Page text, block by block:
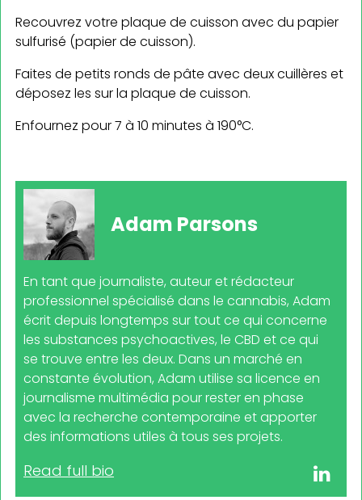
Recouvrez votre plaque de cuisson avec du papier
sulfurisé (papier de cuisson).
Faites de petits ronds de pâte avec deux cuillères et
déposez les sur la plaque de cuisson.
Enfournez pour 7 à 10 minutes à 190°C.
Adam Parsons
En tant que journaliste, auteur et rédacteur
professionnel spécialisé dans le cannabis, Adam
écrit depuis longtemps sur tout ce qui concerne
les substances psychoactives, le CBD et ce qui
se trouve entre les deux. Dans un marché en
constante évolution, Adam utilise sa licence en
journalisme multimédia pour rester en phase
avec la recherche contemporaine et apporter
des informations utiles à tous ses projets.
Read full bio